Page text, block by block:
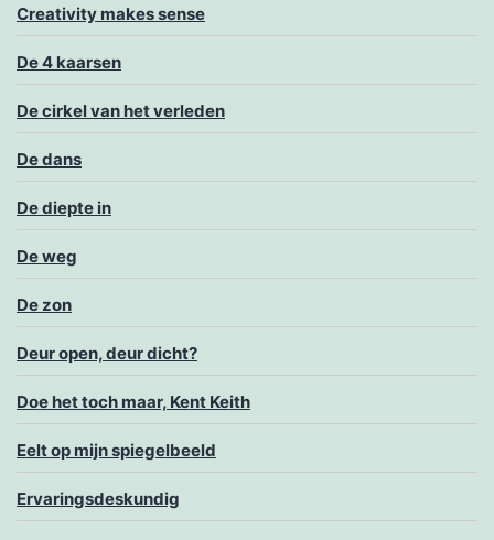
Creativity makes sense
De 4 kaarsen
De cirkel van het verleden
De dans
De diepte in
De weg
De zon
Deur open, deur dicht?
Doe het toch maar, Kent Keith
Eelt op mijn spiegelbeeld
Ervaringsdeskundig